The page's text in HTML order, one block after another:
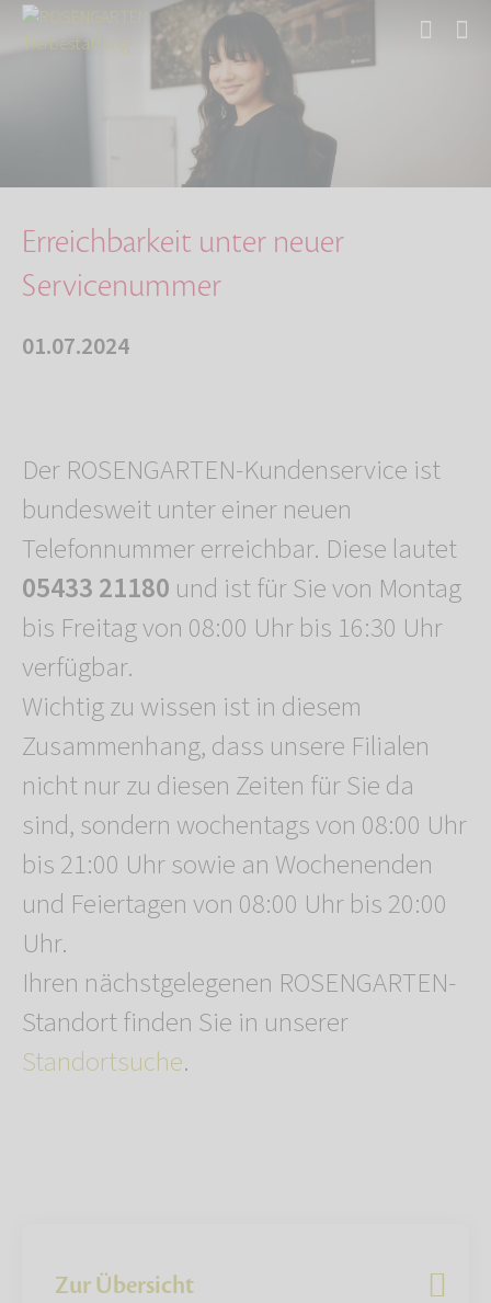
Aktuelles
Erreichbarkeit unter neuer Servicenummer
Erreichbarkeit unter neuer
Servicenummer
01.07.2024
Der ROSENGARTEN-Kundenservice ist
bundesweit unter einer neuen
Telefonnummer erreichbar. Diese lautet
05433 21180 und ist für Sie von Montag
bis Freitag von 08:00 Uhr bis 16:30 Uhr
verfügbar.
Wichtig zu wissen ist in diesem
Zusammenhang, dass unsere Filialen
nicht nur zu diesen Zeiten für Sie da
sind, sondern wochentags von 08:00 Uhr
bis 21:00 Uhr sowie an Wochenenden
und Feiertagen von 08:00 Uhr bis 20:00
Uhr.
Ihren nächstgelegenen ROSENGARTEN-
Standort finden Sie in unserer
Standortsuche.
Zur Übersicht